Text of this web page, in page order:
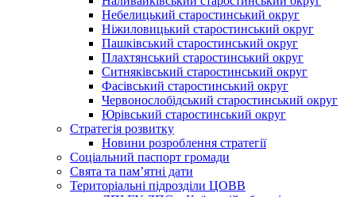
Небелицький старостинський округ
Ніжиловицький старостинський округ
Пашківський старостинський округ
Плахтянський старостинський округ
Ситняківський старостинський округ
Фасівський старостинський округ
Червонослобідський старостинський округ
Юрівський старостинський округ
Стратегія розвитку
Новини розроблення стратегії
Соціальний паспорт громади
Свята та пам’ятні дати
Територіальні підрозділи ЦОВВ